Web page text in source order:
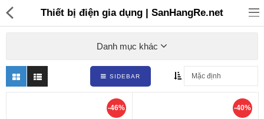
Thiết bị điện gia dụng | SanHangRe.net
Danh mục khác
SIDEBAR
-46% -40%